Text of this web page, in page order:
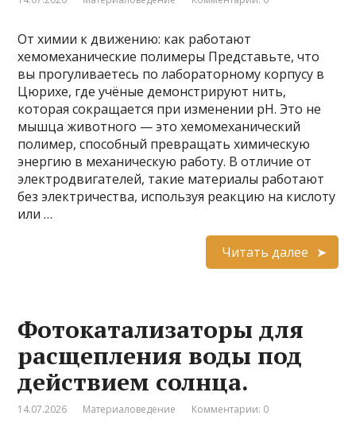
От химии к движению: как работают
хемомеханические полимеры Представьте, что
вы прогуливаетесь по лабораторному корпусу в
Цюрихе, где учёные демонстрируют нить,
которая сокращается при изменении pH. Это не
мышца животного — это хемомеханический
полимер, способный превращать химическую
энергию в механическую работу. В отличие от
электродвигателей, такие материалы работают
без электричества, используя реакцию на кислоту
или …
Читать далее
Фотокатализаторы для
расщепления воды под
действием солнца.
14.07.2026 Материаловедение Комментарии: 0